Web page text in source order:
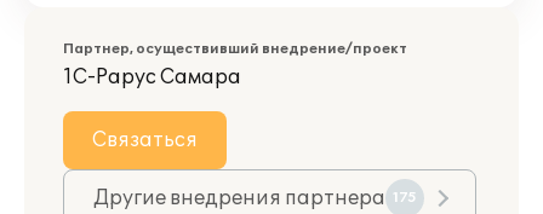
Партнер, осуществивший внедрение/проект
1С-Рарус Самара
Связаться
Другие внедрения партнера 175